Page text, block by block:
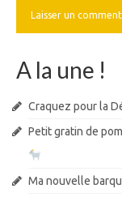
A la une !
Craquez pour la
Petit gratin de
Ma nouvelle